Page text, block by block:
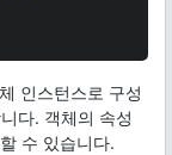
인스턴스로 구성
다. 객체의 속성
수 있습니다.